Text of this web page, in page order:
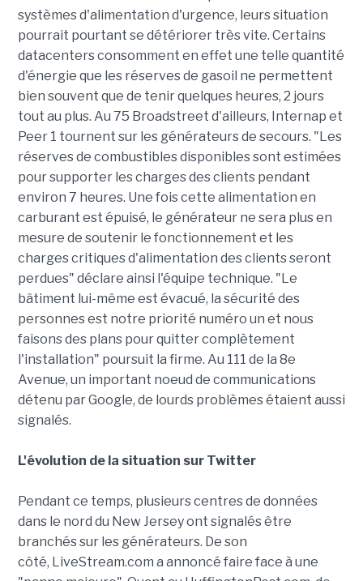
systèmes d'alimentation d'urgence, leurs situation
pourrait pourtant se détériorer très vite. Certains
datacenters consomment en effet une telle quantité
d'énergie que les réserves de gasoil ne permettent
bien souvent que de tenir quelques heures, 2 jours
tout au plus. Au 75 Broadstreet d'ailleurs, Internap et
Peer 1 tournent sur les générateurs de secours. "Les
réserves de combustibles disponibles sont estimées
pour supporter les charges des clients pendant
environ 7 heures. Une fois cette alimentation en
carburant est épuisé, le générateur ne sera plus en
mesure de soutenir le fonctionnement et les
charges critiques d'alimentation des clients seront
perdues" déclare ainsi l'équipe technique. "Le
bâtiment lui-même est évacué, la sécurité des
personnes est notre priorité numéro un et nous
faisons des plans pour quitter complètement
l'installation" poursuit la firme. Au 111 de la 8e
Avenue, un important noeud de communications
détenu par Google, de lourds problèmes étaient aussi
signalés.
L'évolution de la situation sur Twitter
Pendant ce temps, plusieurs centres de données
dans le nord du New Jersey ont signalés être
branchés sur les générateurs. De son
côté, LiveStream.com a annoncé faire face à une